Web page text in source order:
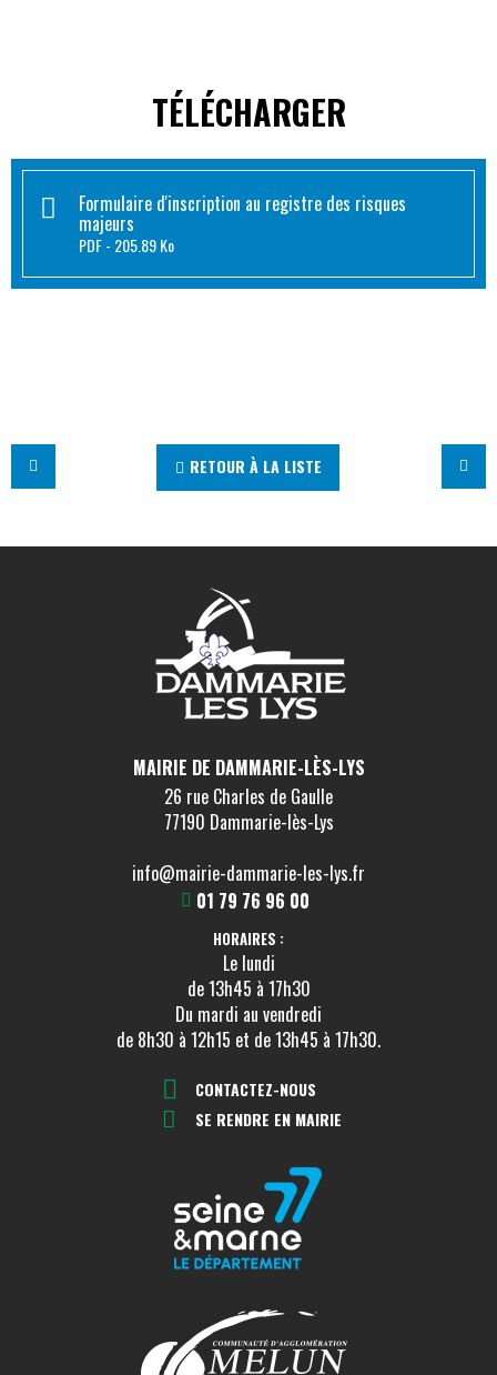
TÉLÉCHARGER
Formulaire d'inscription au registre des risques
majeurs
PDF 205.89 Ko
RETOUR À LA LISTE
MAIRIE DE DAMMARIE-LÈS-LYS
26 rue Charles de Gaulle
77190 Dammarie-lès-Lys
info@mairie-dammarie-les-lys.fr
01 79 76 96 00
HORAIRES :
Le lundi
de 13h45 à 17h30
Du mardi au vendredi
de 8h30 à 12h15 et de 13h45 à 17h30.
CONTACTEZ-NOUS
SE RENDRE EN MAIRIE